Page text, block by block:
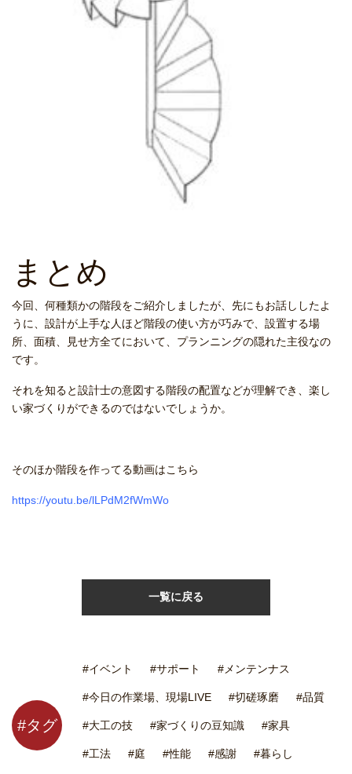
まとめ
今回、何種類かの階段をご紹介しましたが、先にもお話ししたよ
うに、設計が上手な人ほど階段の使い方が巧みで、設置する場
所、面積、見せ方全てにおいて、プランニングの隠れた主役なの
です。
それを知ると設計士の意図する階段の配置などが理解でき、楽し
い家づくりができるのではないでしょうか。
そのほか階段を作ってる動画はこちら
https://youtu.be/lLPdM2fWmWo
一覧に戻る
#タグ
#イベント #サポート #メンテンナス
#今日の作業場、現場LIVE #切磋琢磨 #品質
#大工の技 #家づくりの豆知識 #家具
#工法 #庭 #性能 #感謝 #暮らし